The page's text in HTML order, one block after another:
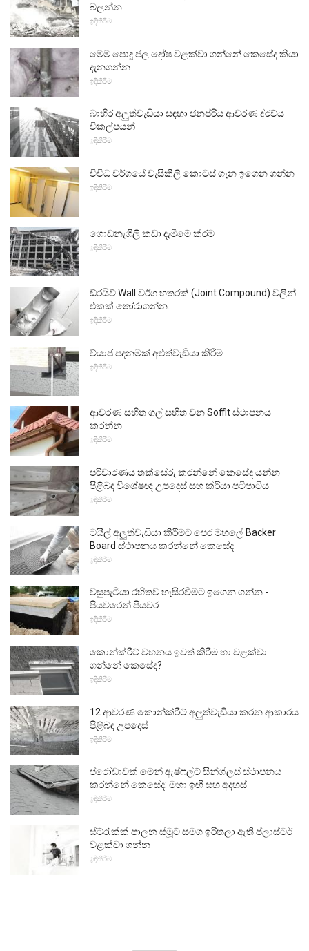
බලන්න
ඉදිකිරීම
මෙම පොදු ජල දෝෂ වළක්වා ගන්නේ කෙසේද කියා
දැනගන්න
ඉදිකිරීම
බාහිර අලුත්වැඩියා සඳහා ජනප්රිය ආවරණ ද්රව්ය
විකල්පයන්
ඉදිකිරීම
විවිධ වර්ගයේ වැසිකිලි කොටස් ගැන ඉගෙන ගන්න
ඉදිකිරීම
ගොඩනැගිලි කඩා දැමීමේ ක්රම
ඉදිකිරීම
ඩ්රයිව් Wall වර්ග හතරක් (Joint Compound) වලින්
එකක් තෝරාගන්න.
ඉදිකිරීම
ව්යාජ පදනමක් අළුත්වැඩියා කිරීම
ඉදිකිරීම
ආවරණ සහිත ගල් සහිත වන Soffit ස්ථාපනය
කරන්න
ඉදිකිරීම
පරිවාරණය තක්සේරු කරන්නේ කෙසේද යන්න
පිළිබඳ විශේෂඥ උපදෙස් සහ ක්රියා පටිපාටිය
ඉදිකිරීම
ටයිල් අලුත්වැඩියා කිරීමට පෙර මහලේ Backer
Board ස්ථාපනය කරන්නේ කෙසේද
ඉදිකිරීම
වසුපැටියා රහිතව හැසිරවීමට ඉගෙන ගන්න -
පියවරෙන් පියවර
ඉදිකිරීම
කොන්ක්රීට් වහනය ඉවත් කිරීම හා වළක්වා
ගන්නේ කෙසේද?
ඉදිකිරීම
12 ආවරණ කොන්ක්රීට් අලුත්වැඩියා කරන ආකාරය
පිළිබඳ උපදෙස්
ඉදිකිරීම
ප්රෝඩාවක් මෙන් ඇෂ්ෆල්ට් සින්ග්ලස් ස්ථාපනය
කරන්නේ කෙසේද: මහා ඉඟි සහ අදහස්
ඉදිකිරීම
ස්ට්රැක්ක් පාලන ස්මූට් සමග ඉරිතලා ඇති ප්ලාස්ටර්
වළක්වා ගන්න
ඉදිකිරීම